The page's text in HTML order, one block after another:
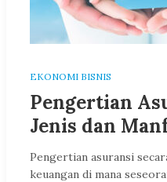
EKONOMI BISNIS
Pengertian
Jenis dan
Pengertian asuransi
keuangan di mana